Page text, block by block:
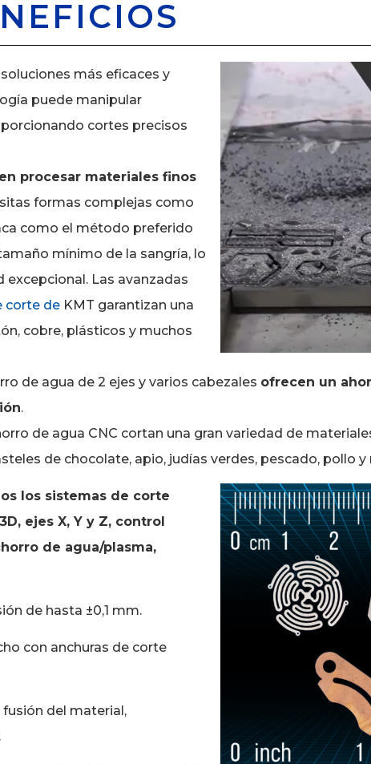
más eficaces y
puede manipular
cortes precisos
procesar materiales finos
formas complejas como
como el método preferido
mínimo de la sangría, lo
Las avanzadas
corte de KMT garantizan una
cobre, plásticos y muchos
de agua de 2 ejes y varios cabezales ofrecen un
.
de agua CNC cortan una gran variedad de
de chocolate, apio, judías verdes, pescado, pollo y
los sistemas de corte
ejes X, Y y Z, control
de agua/plasma,
de hasta ±0,1 mm.
con anchuras de corte
del material,